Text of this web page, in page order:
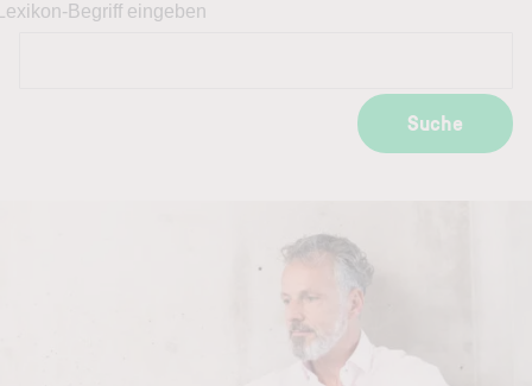
Begriff eingeben
Suche